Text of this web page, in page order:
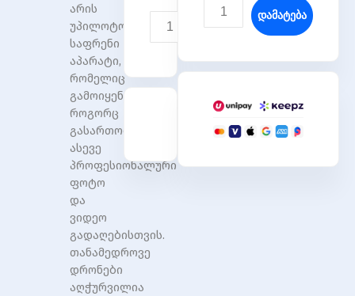
არის
უპილოტო
საფრენი
აპარატი,
რომელიც
გამოიყენება
როგორც
გასართობად,
ასევე
პროფესიონალური
ფოტო
და
ვიდეო
გადაღებისთვის.
თანამედროვე
დრონები
აღჭურვილია
Დამატება
Დამატება